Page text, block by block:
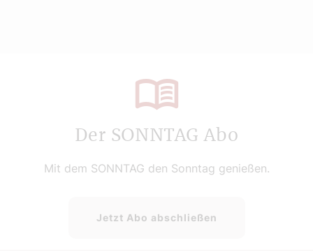
Der SONNTAG Abo
Mit dem SONNTAG den Sonntag genießen.
Jetzt Abo abschließen